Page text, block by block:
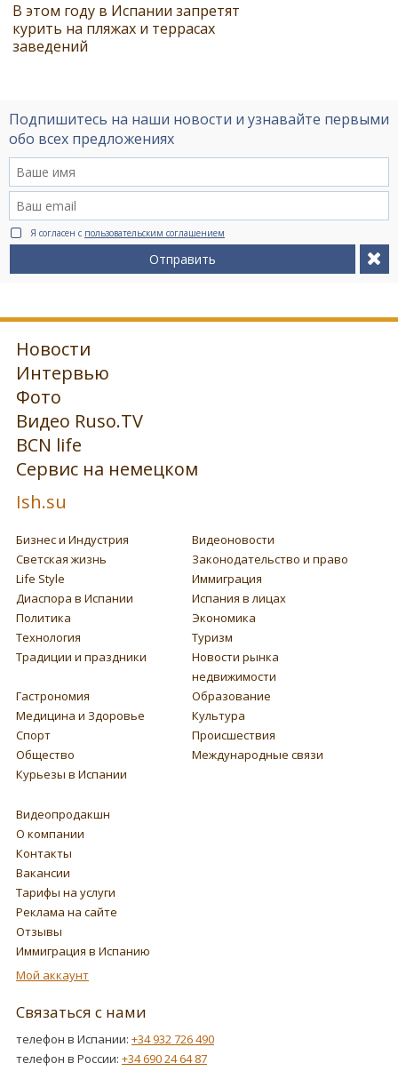
В этом году в Испании запретят
курить на пляжах и террасах
заведений
Подпишитесь на наши новости и узнавайте первыми
обо всех предложениях
Я согласен с пользовательским соглашением
Отправить
Новости
Интервью
Фото
Видео Ruso.TV
BCN life
Сервис на немецком
Ish.su
Бизнес и Индустрия
Видеоновости
Светская жизнь
Законодательство и право
Life Style
Иммиграция
Диаспора в Испании
Испания в лицах
Политика
Экономика
Технология
Туризм
Традиции и праздники
Новости рынка
недвижимости
Гастрономия
Образование
Медицина и Здоровье
Культура
Спорт
Происшествия
Общество
Международные связи
Курьезы в Испании
Видеопродакшн
О компании
Контакты
Вакансии
Тарифы на услуги
Реклама на сайте
Отзывы
Иммиграция в Испанию
Мой аккаунт
Связаться с нами
телефон в Испании: +34 932 726 490
телефон в России: +34 690 24 64 87